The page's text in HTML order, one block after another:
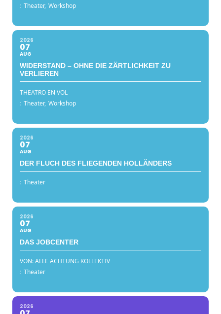
: Theater, Workshop
2026
07
AUG
WIDERSTAND – OHNE DIE ZÄRTLICHKEIT ZU
VERLIEREN
THEATRO EN VOL
: Theater, Workshop
2026
07
AUG
DER FLUCH DES FLIEGENDEN HOLLÄNDERS
: Theater
2026
07
AUG
DAS JOBCENTER
VON: ALLE ACHTUNG KOLLEKTIV
: Theater
2026